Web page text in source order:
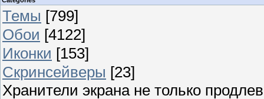
Темы [799]
Обои [4122]
Иконки [153]
Скринсейверы [23]
Хранители экрана не только